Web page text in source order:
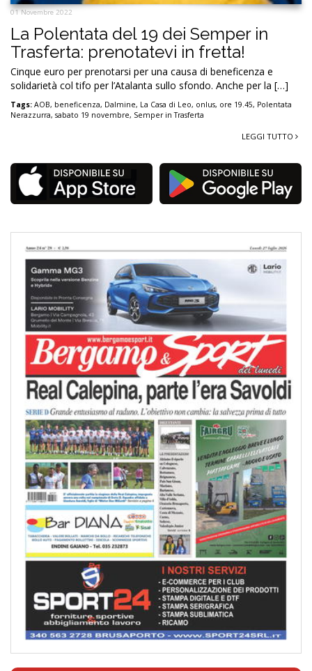
01 Novembre 2022
La Polentata del 19 dei Semper in
Trasferta: prenotatevi in fretta!
Cinque euro per prenotarsi per una causa di beneficenza e
solidarietà col tifo per l’Atalanta sullo sfondo. Anche per la […]
Tags: AOB, beneficenza, Dalmine, La Casa di Leo, onlus, ore 19.45, Polentata
Nerazzurra, sabato 19 novembre, Semper in Trasferta
LEGGI TUTTO